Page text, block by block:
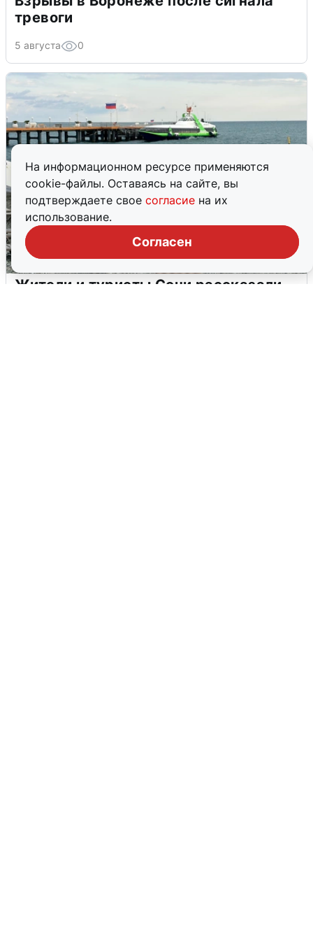
На информационном ресурсе применяются
cookie-файлы. Оставаясь на сайте, вы
подтверждаете свое согласие на их
использование.
Согласен
тревоги
5 августа 0
Жители и туристы Сочи рассказали